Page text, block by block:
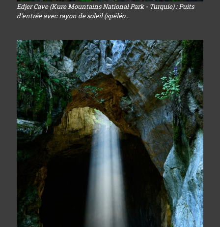
Edjer Cave (Kure Mountains National Park - Turquie) : Puits
d'entrée avec rayon de soleil (spéléo...